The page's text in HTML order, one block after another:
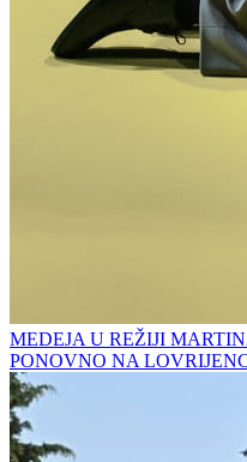
MEDEJA U REŽIJI
PONOVNO NA